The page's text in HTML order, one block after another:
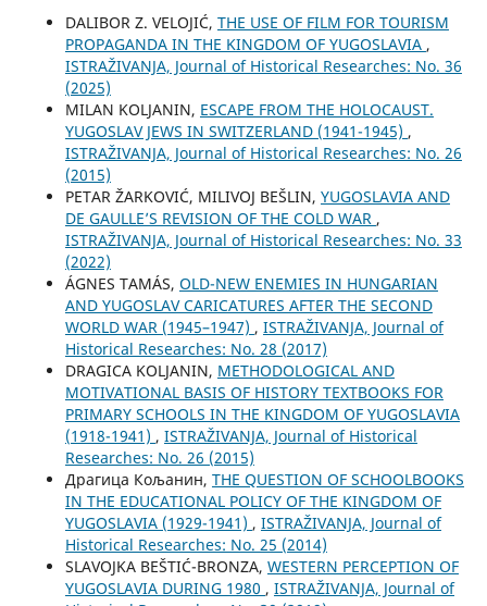
DALIBOR Z. VELOJIĆ, THE USE OF FILM FOR TOURISM
PROPAGANDA IN THE KINGDOM OF YUGOSLAVIA ,
ISTRAŽIVANJA, Јournal of Historical Researches: No. 36
(2025)
MILAN KOLJANIN, ESCAPE FROM THE HOLOCAUST.
YUGOSLAV JEWS IN SWITZERLAND (1941-1945) ,
ISTRAŽIVANJA, Јournal of Historical Researches: No. 26
(2015)
PETAR ŽARKOVIĆ, MILIVOJ BEŠLIN, YUGOSLAVIA AND
DE GAULLE’S REVISION OF THE COLD WAR ,
ISTRAŽIVANJA, Јournal of Historical Researches: No. 33
(2022)
ÁGNES TAMÁS, OLD-NEW ENEMIES IN HUNGARIAN
AND YUGOSLAV CARICATURES AFTER THE SECOND
WORLD WAR (1945–1947) , ISTRAŽIVANJA, Јournal of
Historical Researches: No. 28 (2017)
DRAGICA KOLJANIN, METHODOLOGICAL AND
MOTIVATIONAL BASIS OF HISTORY TEXTBOOKS FOR
PRIMARY SCHOOLS IN THE KINGDOM OF YUGOSLAVIA
(1918-1941) , ISTRAŽIVANJA, Јournal of Historical
Researches: No. 26 (2015)
Драгица Кољанин, THE QUESTION OF SCHOOLBOOKS
IN THE EDUCATIONAL POLICY OF THE KINGDOM OF
YUGOSLAVIA (1929-1941) , ISTRAŽIVANJA, Јournal of
Historical Researches: No. 25 (2014)
SLAVOJKA BEŠTIĆ-BRONZA, WESTERN PERCEPTION OF
YUGOSLAVIA DURING 1980 , ISTRAŽIVANJA, Јournal of